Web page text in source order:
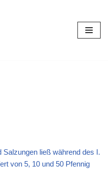
ließ während des I.
von 5, 10 und 50 Pfennig